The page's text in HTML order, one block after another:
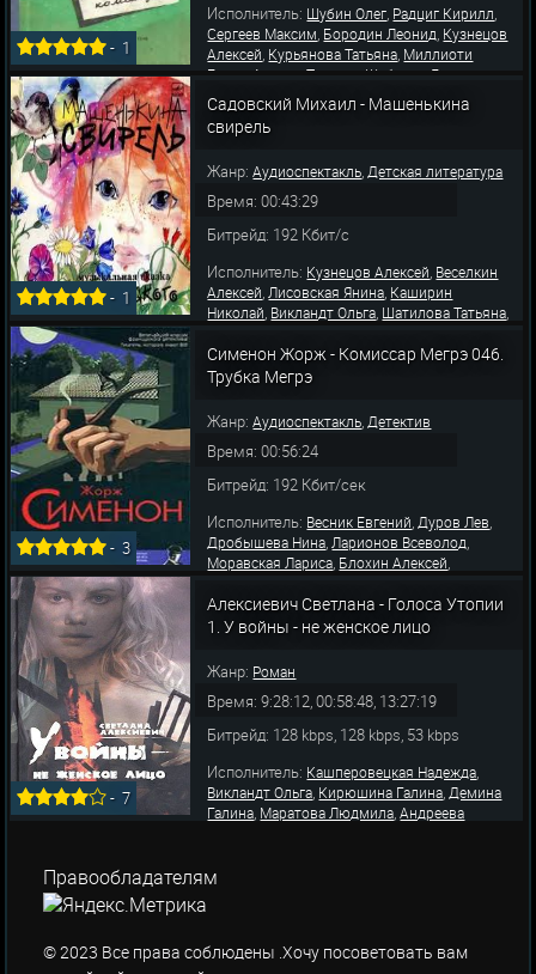
- 1
Исполнитель: Шубин Олег, Радциг Кирилл,
Сергеев Максим, Бородин Леонид, Кузнецов
Алексей, Курьянова Татьяна, Миллиоти
Елена
Аксюта Татьяна Шабарин Лев
Потоцкая Ирина Филимонов Дмитрий
Лобанов Михаил,Лисовская Янина,
Шатилова Татьяна
- 1
Садовский Михаил - Машенькина
свирель
Жанр:Аудиоспектакль,Детская литература
Время: 00:43:29
Битрейд: 192 Кбит/с
Исполнитель: Кузнецов Алексей, Веселкин
Алексей,Лисовская Янина, Каширин
Николай, Викландт Ольга, Шатилова Татьяна,
Моравская Лариса
-3
Сименон Жорж - Комиссар Мегрэ 046.
Трубка Мегрэ
Жанр:Аудиоспектакль,Детектив
Время: 00:56:24
Битрейд: 192 Кбит/сек
Исполнитель: Весник Евгений,Дуров Лев,
Дробышева Нина,Ларионов Всеволод,
Моравская Лариса, Блохин Алексей,
Михаил
-7
Алексиевич Светлана - Голоса Утопии
1. У войны - не женское лицо
Жанр: Роман
Время: 9:28:12, 00:58:48, 13:27:19
Битрейд: 128 kbps, 128 kbps, 53 kbps
Исполнитель: Кашперовецкая Надежда,
Викландт Ольга, Кирюшина Галина,Демина
Галина, Маратова Людмила,Андреева
Маркова Надежда
Правообладателям
© 2023 Все права соблюдены .Хочу посоветовать вам